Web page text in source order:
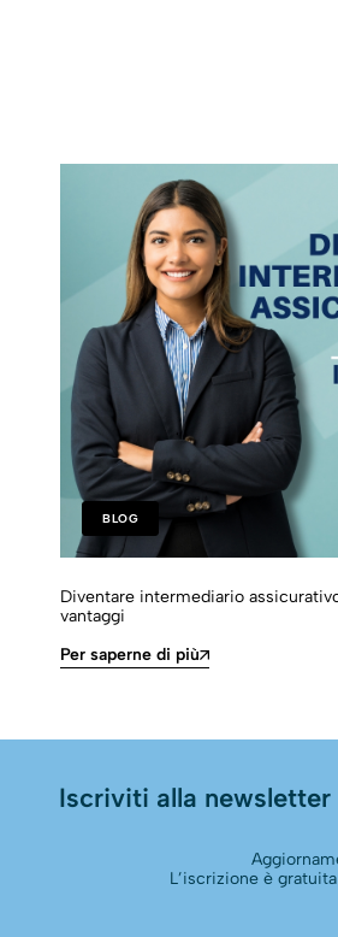
BLOG
Diventare intermediario
vantaggi
Per saperne di più
Iscriviti alla
L’iscrizione è